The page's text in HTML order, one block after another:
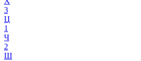
3
Ц
1
Ч
2
Ш